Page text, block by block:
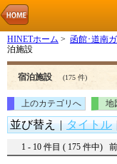
HINETホーム > 函館･道南
泊施設
宿泊施設 (175 件)
上のカテゴリへ 地
並び替え | タイトル
1 - 10 件目 ( 175 件中) 前